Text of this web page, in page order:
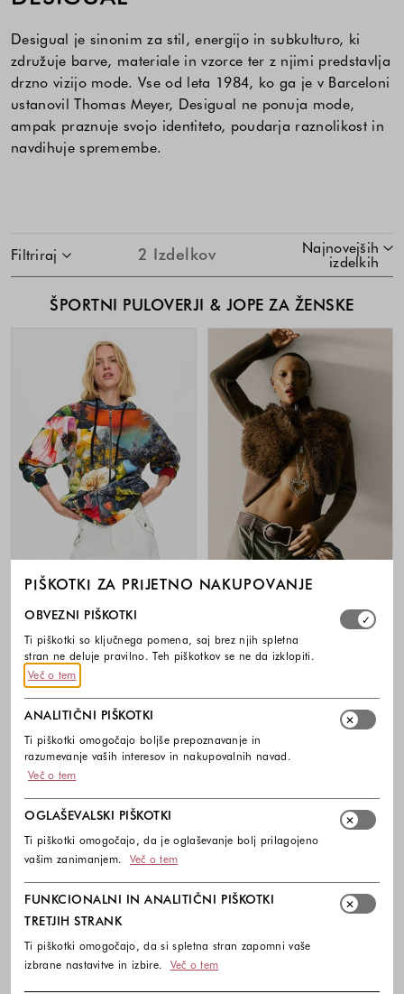
Desigual je sinonim za stil, energijo in subkulturo, ki
združuje barve, materiale in vzorce ter z njimi predstavlja
drzno vizijo mode. Vse od leta 1984, ko ga je v Barceloni
ustanovil Thomas Meyer, Desigual ne ponuja mode,
ampak praznuje svojo identiteto, poudarja raznolikost in
navdihuje spremembe.
2 Izdelkov Najnovejših
izdelkih
Filtriraj
ŠPORTNI PULOVERJI & JOPE ZA ŽENSKE
Vzorčasta bombažna jopa s kapuco
Barve na voljo
Pletena jopa z umetnim krznom
Barve na voljo
Noga strani - hitre povezave,
PIŠKOTKI ZA PRIJETNO NAKUPOVANJE
Izberite, katere skupine piškotkov dovolite. Obvezni
OBVEZNI PIŠKOTKI
Ti piškotki so ključnega pomena, saj brez njih spletna
stran ne deluje pravilno. Teh piškotkov se ne da izklopiti.
Več o tem
ANALITIČNI PIŠKOTKI
Ti piškotki omogočajo boljše prepoznavanje in
razumevanje vaših interesov in nakupovalnih navad.
Več o tem
OGLAŠEVALSKI PIŠKOTKI
Ti piškotki omogočajo, da je oglaševanje bolj prilagojeno
vašim zanimanjem.
Več o tem
FUNKCIONALNI IN ANALITIČNI PIŠKOTKI
TRETJIH STRANK
Ti piškotki omogočajo, da si spletna stran zapomni vaše
izbrane nastavitve in izbire.
Več o tem